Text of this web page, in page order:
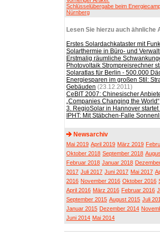
Schlüsselübergabe beim
Nürnberg
Lesen Sie hierzu auch ähnliche
Erstes Solardachkataster mit
Solarthermie in Büro- und
Erstmalig räumliche
Photovoltaik Strompreisrechner
Solaratlas für Berlin - 500.000
Energiesparen im großen Stil:
Gebäuden (23.12.2011)
CeBIT 2007: Chinesischer
„Companies Changing the World“
3. RegioSolar in Hannover startet
IPHT: Mit Stäbchen-Falle
Newsarchiv
Mai 2019 April 2019 März 2019
Oktober 2018 September 2018
Februar 2018 Januar 2018
2017 Juli 2017 Juni 2017 Mai 2017
2016 November 2016 Oktober 2016
April 2016 März 2016 Februar 2016
September 2015 August 2015 Juli
Januar 2015 Dezember 2014
Juni 2014 Mai 2014